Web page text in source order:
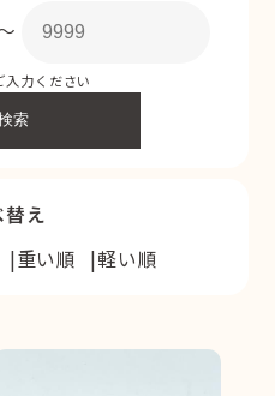
入力ください
索
え
重い順 軽い順